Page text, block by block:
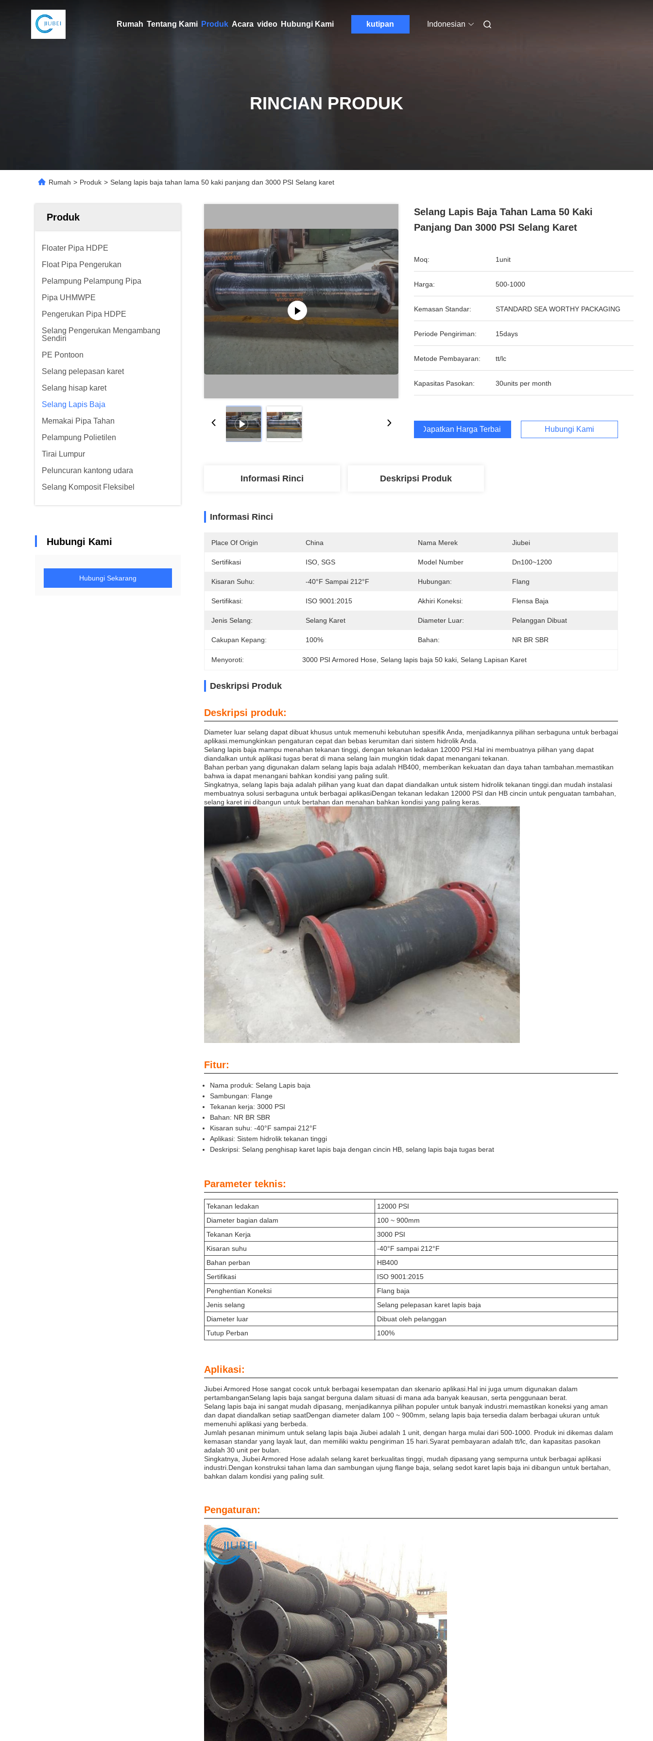
Rumah Tentang Kami Produk Acara video Hubungi Kami kutipan Indonesian
RINCIAN PRODUK
Rumah > Produk > Selang lapis baja tahan lama 50 kaki panjang dan 3000 PSI Selang karet
Produk
Floater Pipa HDPE
Float Pipa Pengerukan
Pelampung Pelampung Pipa
Pipa UHMWPE
Pengerukan Pipa HDPE
Selang Pengerukan Mengambang
Sendiri
PE Pontoon
Selang pelepasan karet
Selang hisap karet
Selang Lapis Baja
Memakai Pipa Tahan
Pelampung Polietilen
Tirai Lumpur
Peluncuran kantong udara
Selang Komposit Fleksibel
Hubungi Kami
Hubungi Sekarang
Selang Lapis Baja Tahan Lama 50 Kaki
Panjang Dan 3000 PSI Selang Karet
Moq: 1unit
Harga: 500-1000
Kemasan Standar: STANDARD SEA WORTHY PACKAGING
Periode Pengiriman: 15days
Metode Pembayaran: tt/lc
Kapasitas Pasokan: 30units per month
Dapatkan Harga Terbaik Hubungi Kami
Informasi Rinci Deskripsi Produk
Informasi Rinci
Place Of Origin China Nama Merek Jiubei
Sertifikasi ISO, SGS Model Number Dn100~1200
Kisaran Suhu: -40°F Sampai 212°F Hubungan: Flang
Sertifikasi: ISO 9001:2015 Akhiri Koneksi: Flensa Baja
Jenis Selang: Selang Karet Diameter Luar: Pelanggan Dibuat
Cakupan Kepang: 100% Bahan: NR BR SBR
Menyoroti: 3000 PSI Armored Hose , Selang lapis baja 50 kaki , Selang Lapisan Karet
Deskripsi Produk
Deskripsi produk:
Diameter luar selang dapat dibuat khusus untuk memenuhi kebutuhan spesifik Anda, menjadikannya pilihan serbaguna untuk berbagai
aplikasi.memungkinkan pengaturan cepat dan bebas kerumitan dari sistem hidrolik Anda.
Selang lapis baja mampu menahan tekanan tinggi, dengan tekanan ledakan 12000 PSI.Hal ini membuatnya pilihan yang dapat
diandalkan untuk aplikasi tugas berat di mana selang lain mungkin tidak dapat menangani tekanan.
Bahan perban yang digunakan dalam selang lapis baja adalah HB400, memberikan kekuatan dan daya tahan tambahan.memastikan
bahwa ia dapat menangani bahkan kondisi yang paling sulit.
Singkatnya, selang lapis baja adalah pilihan yang kuat dan dapat diandalkan untuk sistem hidrolik tekanan tinggi.dan mudah instalasi
membuatnya solusi serbaguna untuk berbagai aplikasiDengan tekanan ledakan 12000 PSI dan HB cincin untuk penguatan tambahan,
selang karet ini dibangun untuk bertahan dan menahan bahkan kondisi yang paling keras.
Fitur:
Nama produk: Selang Lapis baja
Sambungan: Flange
Tekanan kerja: 3000 PSI
Bahan: NR BR SBR
Kisaran suhu: -40°F sampai 212°F
Aplikasi: Sistem hidrolik tekanan tinggi
Deskripsi: Selang penghisap karet lapis baja dengan cincin HB, selang lapis baja tugas berat
Parameter teknis:
Tekanan ledakan
12000 PSI
Diameter bagian dalam
100 ~ 900mm
Tekanan Kerja
3000 PSI
Kisaran suhu
-40°F sampai 212°F
Bahan perban
HB400
Sertifikasi
ISO 9001:2015
Penghentian Koneksi
Flang baja
Jenis selang
Selang pelepasan karet lapis baja
Diameter luar
Dibuat oleh pelanggan
Tutup Perban
100%
Aplikasi:
Jiubei Armored Hose sangat cocok untuk berbagai kesempatan dan skenario aplikasi.Hal ini juga umum digunakan dalam
pertambanganSelang lapis baja sangat berguna dalam situasi di mana ada banyak keausan, serta penggunaan berat.
Selang lapis baja ini sangat mudah dipasang, menjadikannya pilihan populer untuk banyak industri.memastikan koneksi yang aman
dan dapat diandalkan setiap saatDengan diameter dalam 100 ~ 900mm, selang lapis baja tersedia dalam berbagai ukuran untuk
memenuhi aplikasi yang berbeda.
Jumlah pesanan minimum untuk selang lapis baja Jiubei adalah 1 unit, dengan harga mulai dari 500-1000. Produk ini dikemas dalam
kemasan standar yang layak laut, dan memiliki waktu pengiriman 15 hari.Syarat pembayaran adalah tt/lc, dan kapasitas pasokan
adalah 30 unit per bulan.
Singkatnya, Jiubei Armored Hose adalah selang karet berkualitas tinggi, mudah dipasang yang sempurna untuk berbagai aplikasi
industri.Dengan konstruksi tahan lama dan sambungan ujung flange baja, selang sedot karet lapis baja ini dibangun untuk bertahan,
bahkan dalam kondisi yang paling sulit.
Pengaturan: